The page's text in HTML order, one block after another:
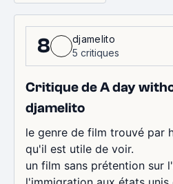
8
djamelito
5 critiques
Critique de A day
djamelito
le genre de film trouvé par
qu'il est utile de voir.
un film sans prétention sur